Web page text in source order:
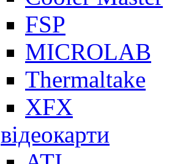
FSP
MICROLAB
Thermaltake
XFX
відеокарти